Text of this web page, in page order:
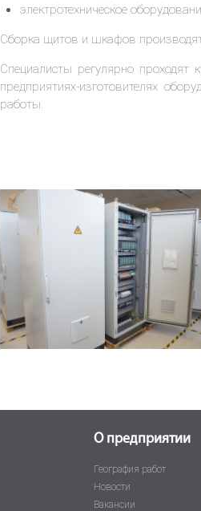
электротехническое
Сборка щитов и шкафов
Специалисты регулярно
предприятиях-изготовителях
работы.
О предприятии
География работ
Новости
Вакансии